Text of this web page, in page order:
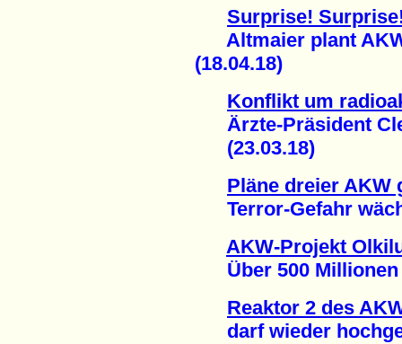
Surprise!
Altmaier plant
(18.04.18)
Konflikt um
Ärzte-Präsident
(23.03.18)
Pläne dreier AKW
Terror-Gefahr
AKW-Projekt
Über 500 Millionen
Reaktor 2 des
darf wieder